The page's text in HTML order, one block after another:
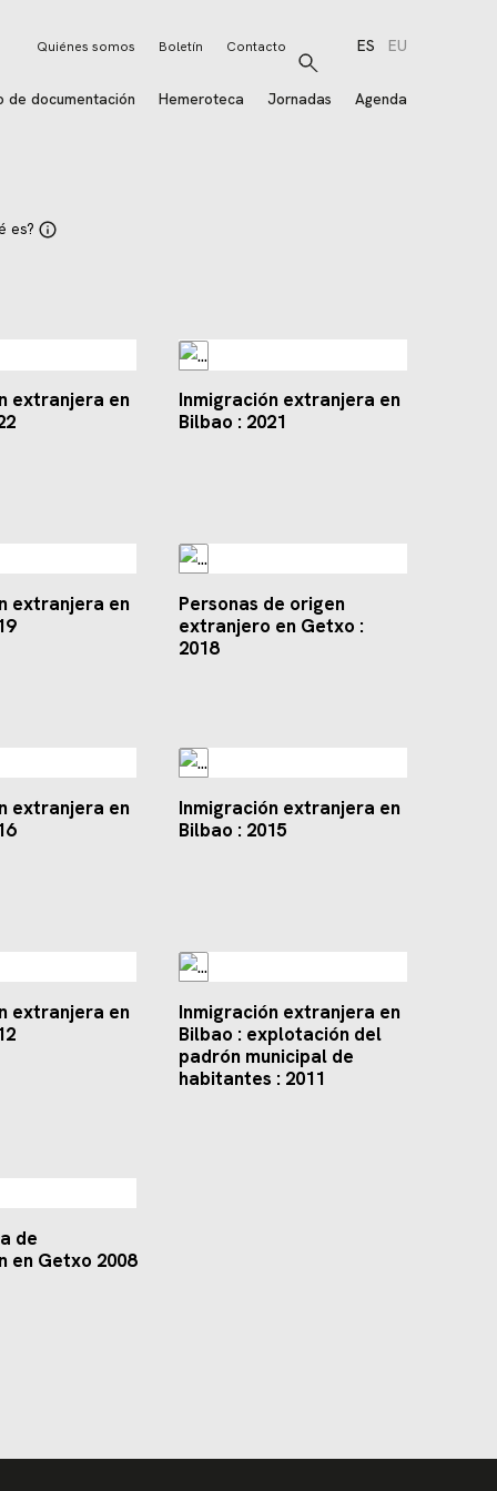
Buscar
ES EU
de documentación Hemeroteca Jornadas Agenda
Quiénes somos Boletín Contacto
es?
extranjera en
Inmigración extranjera en
Bilbao : 2021
extranjera en
Personas de origen
extranjero en Getxo :
2018
extranjera en
Inmigración extranjera en
Bilbao : 2015
extranjera en
Inmigración extranjera en
Bilbao : explotación del
padrón municipal de
habitantes : 2011
de
en Getxo 2008